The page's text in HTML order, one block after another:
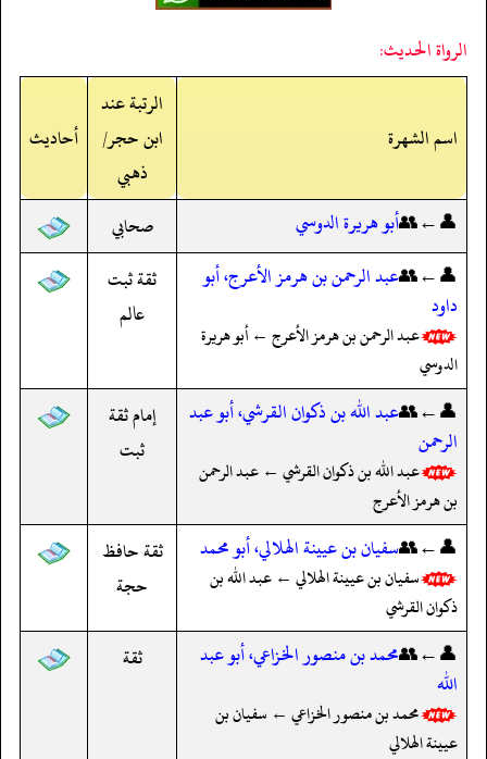
الرواة الحديث:
اسم الشهرة
الرتبة عند
ابن حجر/
ذهبي
أحاديث
👤←👥أبو هريرة الدوسي
صحابي
👤←👥عبد الرحمن بن هرمز الأعرج، أبو
داود
عبد الرحمن بن هرمز الأعرج ← أبو هريرة
الدوسي
ثقة ثبت
عالم
👤←👥عبد الله بن ذكوان القرشي، أبو عبد
الرحمن
عبد الله بن ذكوان القرشي ← عبد الرحمن
بن هرمز الأعرج
إمام ثقة
ثبت
👤←👥سفيان بن عيينة الهلالي، أبو محمد
سفيان بن عيينة الهلالي ← عبد الله بن
ذكوان القرشي
ثقة حافظ
حجة
👤←👥محمد بن منصور الخزاعي، أبو عبد
الله
محمد بن منصور الخزاعي ← سفيان بن
عيينة الهلالي
ثقة